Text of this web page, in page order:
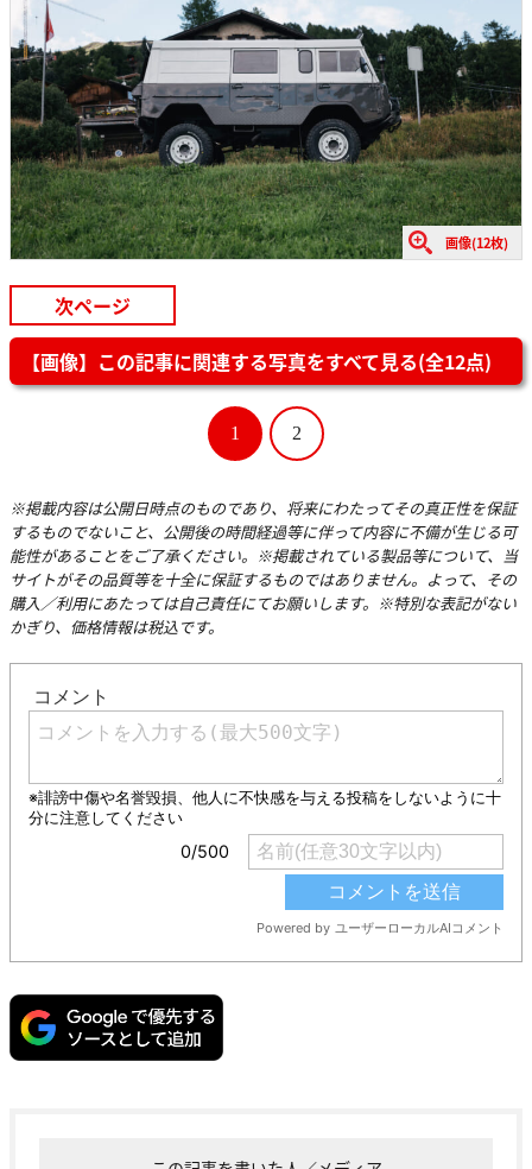
画像(12枚)
次ページ
【画像】この記事に関連する写真をすべて見る(全12点)
1 2
※掲載内容は公開日時点のものであり、将来にわたってその真正性を保証
するものでないこと、公開後の時間経過等に伴って内容に不備が生じる可
能性があることをご了承ください。※掲載されている製品等について、当
サイトがその品質等を十全に保証するものではありません。よって、その
購入／利用にあたっては自己責任にてお願いします。※特別な表記がない
かぎり、価格情報は税込です。